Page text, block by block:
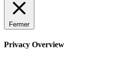
Fermer
Privacy Overview